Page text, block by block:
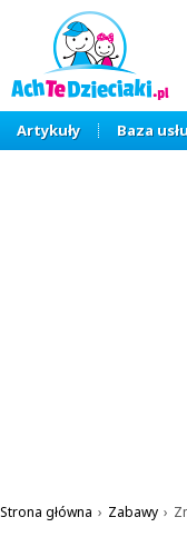
Artykuły Baza
Strona główna › Zabawy ›